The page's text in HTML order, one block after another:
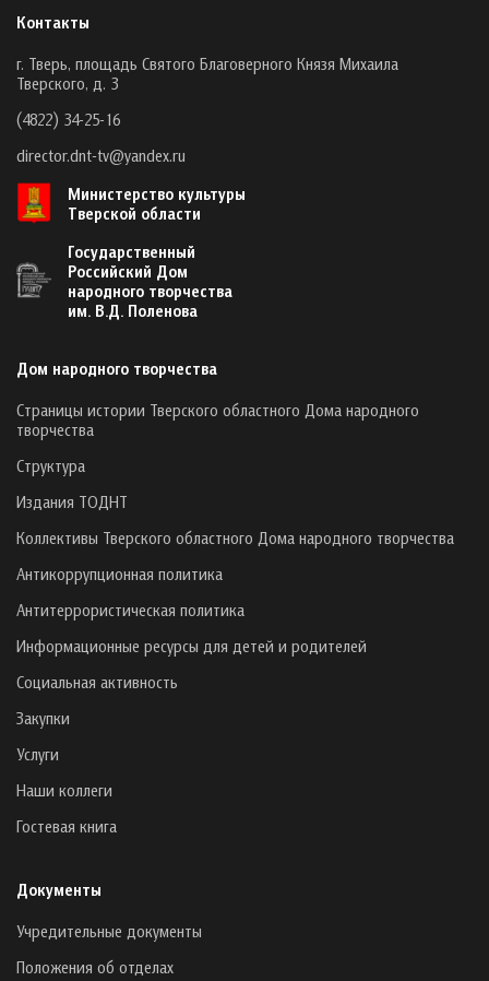
Контакты
г. Тверь, площадь Святого Благоверного Князя Михаила
Тверского, д. 3
(4822) 34-25-16
director.dnt-tv@yandex.ru
Министерство культуры
Тверской области
Государственный
Российский Дом
народного творчества
им. В.Д. Поленова
Дом народного творчества
Страницы истории Тверского областного Дома народного
творчества
Структура
Издания ТОДНТ
Коллективы Тверского областного Дома народного творчества
Антикоррупционная политика
Антитеррористическая политика
Информационные ресурсы для детей и родителей
Социальная активность
Закупки
Услуги
Наши коллеги
Гостевая книга
Документы
Учредительные документы
Положения об отделах